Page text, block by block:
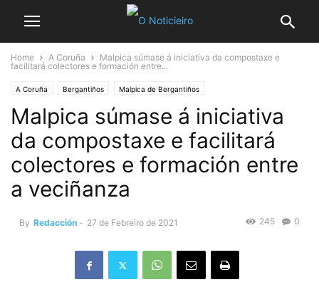
Home A Coruña
Malpica súmase á iniciativa da compostaxe e
facilitará colectores e formación entre...
A Coruña Bergantiños Malpica de Bergantiños
Malpica súmase á iniciativa
da compostaxe e facilitará
colectores e formación entre
a veciñanza
By Redacción - 27 de Febreiro de 2021 0
245